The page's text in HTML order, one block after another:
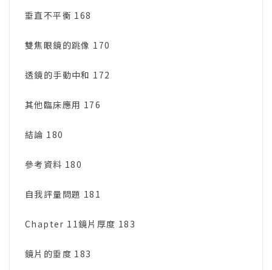
垂直不平衡 168
雙焦眼鏡的跳像 170
透鏡的手動中和 172
其他臨床應用 176
結論 180
參考資料 180
自我評量問題 181
Chapter 11鏡片厚度 183
鏡片的垂度 183